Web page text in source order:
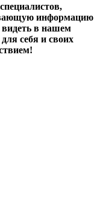
информацию
видеть в нашем
себя и своих